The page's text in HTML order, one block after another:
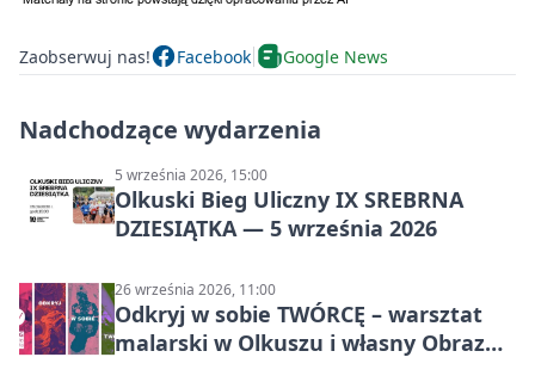
Zaobserwuj nas! Facebook Google News
Nadchodzące wydarzenia
5 września 2026, 15:00
Olkuski Bieg Uliczny IX SREBRNA
DZIESIĄTKA — 5 września 2026
26 września 2026, 11:00
Odkryj w sobie TWÓRCĘ – warsztat
malarski w Olkuszu i własny Obraz